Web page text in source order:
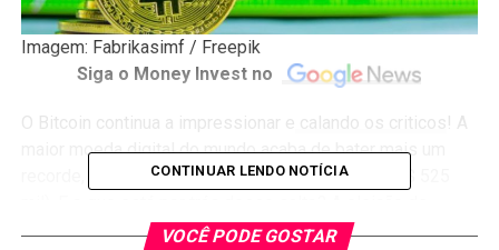
Imagem: Fabrikasimf / Freepik
Siga o Money Invest no
O Bitcoin continua a impressionar e calando os criticos ! A
maior moeda digital do mundo acaba de bater mais um
recorde, ultrapassando os US$ 90 mil (cerca de R$ 525
Donald Trump, entre outras coisas.
CONTINUAR LENDO NOTÍCIA
VOCÊ PODE GOSTAR